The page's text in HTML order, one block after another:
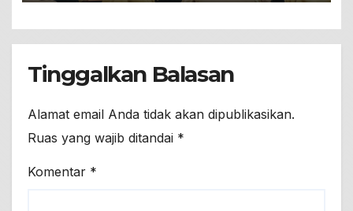
Tinggalkan Balasan
Alamat email Anda tidak akan dipublikasikan.
Ruas yang wajib ditandai *
Komentar *